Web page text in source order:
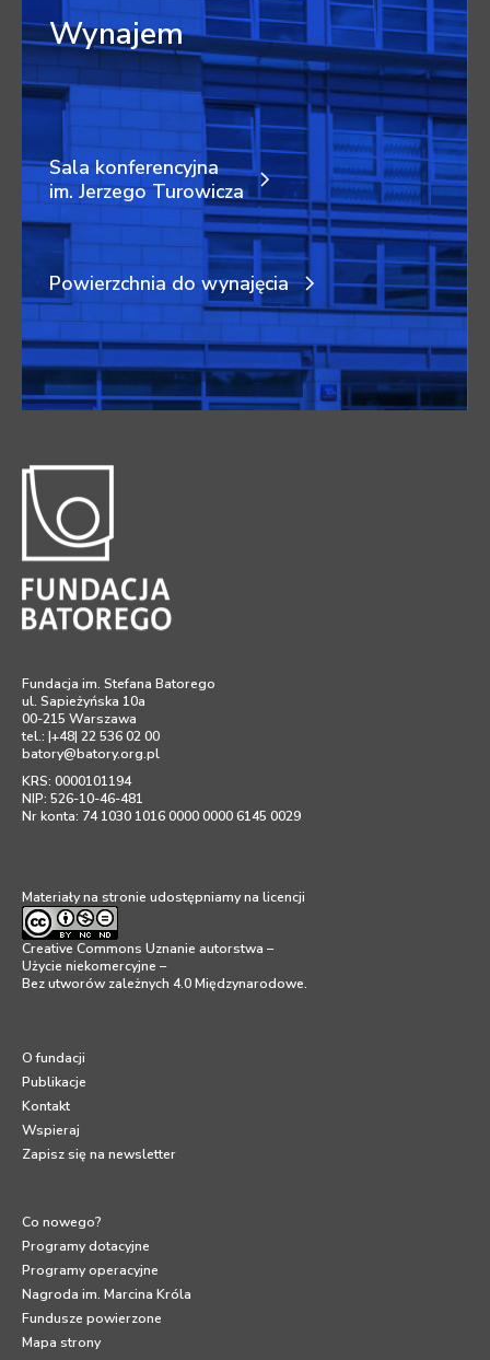
Fundacja im. Stefana Batorego
ul. Sapieżyńska 10a
00-215 Warszawa
tel.: |+48| 22 536 02 00
batory@batory.org.pl
KRS: 0000101194
NIP: 526-10-46-481
Nr konta: 74 1030 1016 0000 0000 6145 0029
Materiały na stronie udostępniamy na licencji
Creative Commons Uznanie autorstwa –
Użycie niekomercyjne –
Bez utworów zależnych 4.0 Międzynarodowe.
O fundacji
Publikacje
Kontakt
Wspieraj
Zapisz się na newsletter
Co nowego?
Programy dotacyjne
Programy operacyjne
Nagroda im. Marcina Króla
Fundusze powierzone
Mapa strony
Wynajem
Sala konferencyjna
im. Jerzego Turowicza
Powierzchnia do wynajęcia